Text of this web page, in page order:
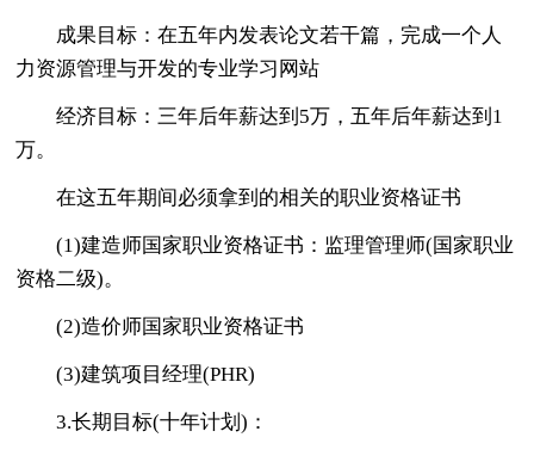
成果目标：在五年内发表论文若干篇，完成一个人
力资源管理与开发的专业学习网站
经济目标：三年后年薪达到5万，五年后年薪达到1
万。
在这五年期间必须拿到的相关的职业资格证书
(1)建造师国家职业资格证书：监理管理师(国家职业
资格二级)。
(2)造价师国家职业资格证书
(3)建筑项目经理(PHR)
3.长期目标(十年计划)：